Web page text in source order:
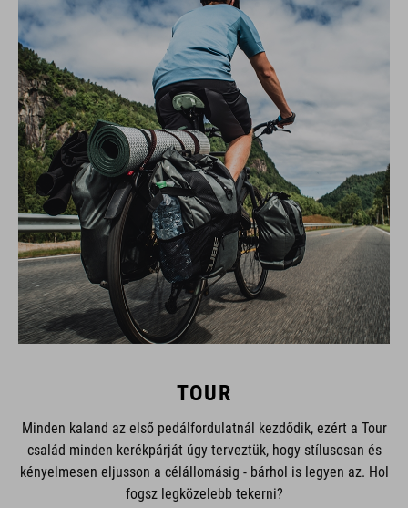
TOUR
Minden kaland az első pedálfordulatnál kezdődik, ezért a Tour
család minden kerékpárját úgy terveztük, hogy stílusosan és
kényelmesen eljusson a célállomásig - bárhol is legyen az. Hol
fogsz legközelebb tekerni?